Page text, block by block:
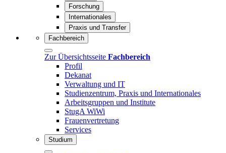
Forschung
Internationales
Praxis und Transfer
Fachbereich
Zur Übersichtsseite Fachbereich
Profil
Dekanat
Verwaltung und IT
Studienzentrum, Praxis und Internationales
Arbeitsgruppen und Institute
StugA WiWi
Frauenvertretung
Services
Studium